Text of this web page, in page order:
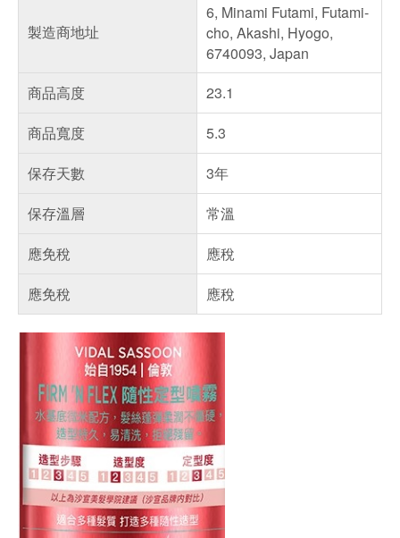
製造商地址
6, Minami Futami, Futami-
cho, Akashi, Hyogo,
6740093, Japan
商品高度
23.1
商品寬度
5.3
保存天數
3年
保存溫層
常溫
應免稅
應稅
應免稅
應稅